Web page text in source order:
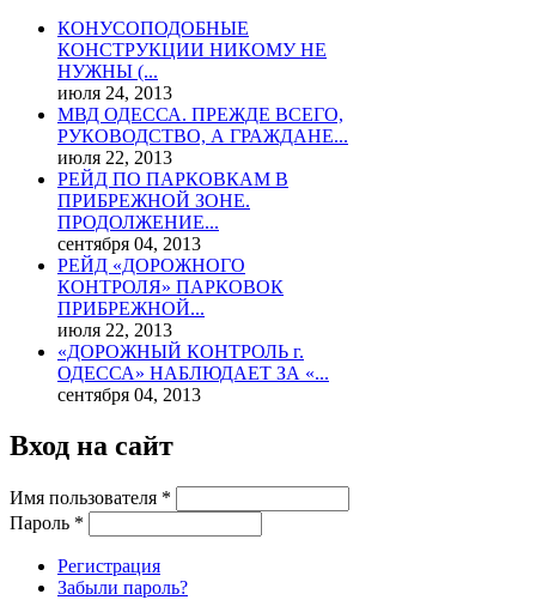
КОНУСОПОДОБНЫЕ
КОНСТРУКЦИИ НИКОМУ НЕ
НУЖНЫ (...
июля 24, 2013
МВД ОДЕССА. ПРЕЖДЕ ВСЕГО,
РУКОВОДСТВО, А ГРАЖДАНЕ...
июля 22, 2013
РЕЙД ПО ПАРКОВКАМ В
ПРИБРЕЖНОЙ ЗОНЕ.
ПРОДОЛЖЕНИЕ...
сентября 04, 2013
РЕЙД «ДОРОЖНОГО
КОНТРОЛЯ» ПАРКОВОК
ПРИБРЕЖНОЙ...
июля 22, 2013
«ДОРОЖНЫЙ КОНТРОЛЬ г.
ОДЕССА» НАБЛЮДАЕТ ЗА «...
сентября 04, 2013
Вход на сайт
Имя пользователя *
Пароль *
Регистрация
Забыли пароль?